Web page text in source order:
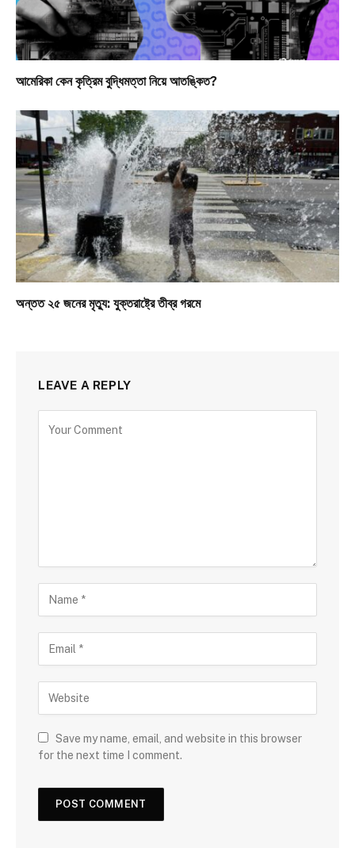
আমেরিকা কেন কৃত্রিম বুদ্ধিমত্তা নিয়ে আতঙ্কিত?
অন্তত ২৫ জনের মৃত্যু: যুক্তরাষ্ট্রে তীব্র গরমে
LEAVE A REPLY
Save my name, email, and website in this browser
for the next time I comment.